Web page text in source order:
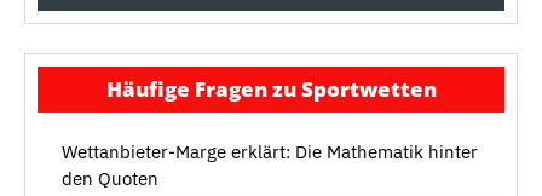
Häufige Fragen zu Sportwetten
Wettanbieter-Marge erklärt: Die Mathematik hinter
den Quoten